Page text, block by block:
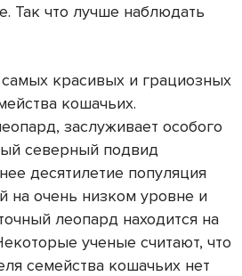
Так что лучше наблюдать
красивых и грациозных
кошачьих.
заслуживает особого
северный подвид
десятилетие популяция
на очень низком уровне и
леопард находится на
ученые считают, что
семейства кошачьих нет